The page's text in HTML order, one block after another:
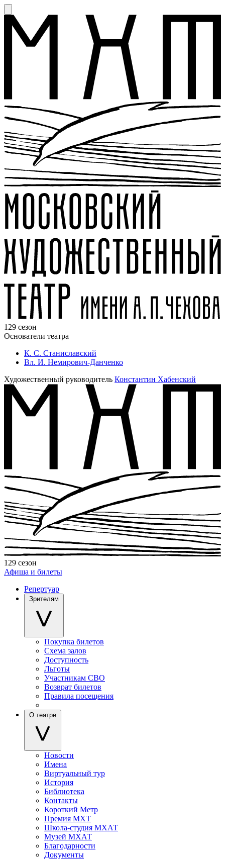
129 сезон
Основатели театра
К. С. Станиславский
Вл. И. Немирович-Данченко
Художественный руководитель Константин Хабенский
129 сезон
Афиша и билеты
Репертуар
Зрителям
Покупка билетов
Схема залов
Доступность
Льготы
Участникам СВО
Возврат билетов
Правила посещения
О театре
Новости
Имена
Виртуальный тур
История
Библиотека
Контакты
Короткий Метр
Премия МХТ
Школа-студия МХАТ
Музей МХАТ
Благодарности
Документы